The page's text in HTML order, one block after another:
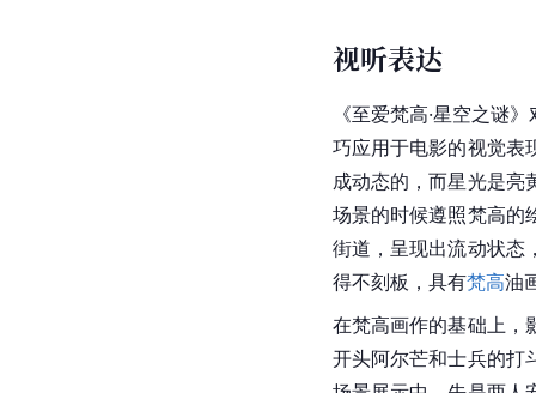
视听表达
《至爱梵高·星空之谜
巧应用于电影的视觉表
成动态的，而星光是亮
场景的时候遵照梵高的
街道，呈现出流动状态
得不刻板，具有梵高油
在梵高画作的基础上，
开头阿尔芒和士兵的打